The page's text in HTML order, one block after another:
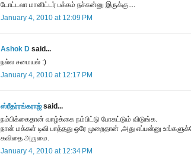
டோட்டலா மானிட்டர் பக்கம் நச்சுன்னு இருக்கு....
January 4, 2010 at 12:09 PM
Ashok D said...
நல்ல சமையல் :)
January 4, 2010 at 12:17 PM
ஸ்ரீதர்ரங்கராஜ்said...
நம்பிக்கைதான் வாழ்க்கை நம்பிட்டு போகட்டும் விடுங்க.
நான் மக்கள் டிவி பாத்தது ஒரே முறைதான் ,அது எப்பன்னு
கவிதை அருமை.
January 4, 2010 at 12:34 PM